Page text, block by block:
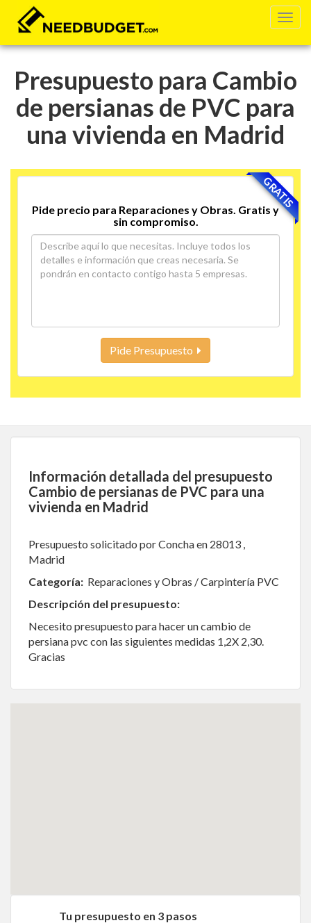
Presupuesto para Cambio
de persianas de PVC para
una vivienda en Madrid
GRATIS
Pide precio para Reparaciones y Obras. Gratis y
sin compromiso.
Pide Presupuesto
Información detallada del presupuesto
Cambio de persianas de PVC para una
vivienda en Madrid
Presupuesto solicitado por Concha en 28013 ,
Madrid
Categoría: Reparaciones y Obras / Carpintería PVC
Descripción del presupuesto:
Necesito presupuesto para hacer un cambio de
persiana pvc con las siguientes medidas 1,2X 2,30.
Gracias
Tu presupuesto en 3 pasos